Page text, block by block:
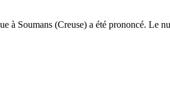
Soumans (Creuse) a été prononcé. Le